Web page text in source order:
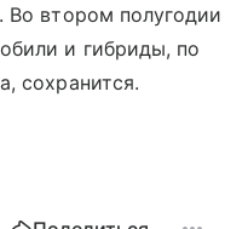
Во втором полугодии
и гибриды, по
сохранится.